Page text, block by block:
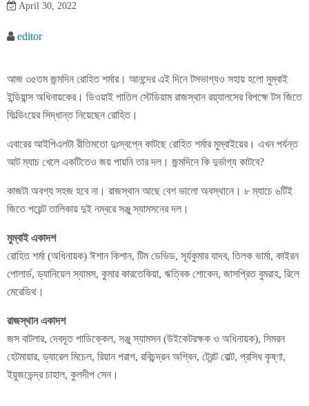
April 30, 2022
editor
আজ ৩৫তম জন্মদিন রোহিত শর্মার। আনন্দের এই দিনে টসভাগ্যও সহায় হলো মুম্বাই
ইন্ডিয়ান্স অধিনায়কের। ডিওয়াই পাতিল স্টেডিয়াম রাজস্থান রয়্যালসের বিপক্ষে টস জিতে
ফিল্ডিংয়ের সিদ্ধান্ত নিয়েছেন রোহিত।
এবারের আইপিএলটা রীতিমতো দুঃস্বপ্নে কাটছে রোহিত শর্মার মুম্বাইয়ের। এখন পর্যন্ত
আট ম্যাচ খেলে একটিতেও জয় পায়নি তার দল। জন্মদিনে কি দুর্ভাগ্য কাটবে?
কাজটা অবশ্য সহজ হবে না। রাজস্থান আছে বেশ ভালো অবস্থানে। ৮ ম্যাচে ৬টিই
জিতে পয়েন্ট তালিকায় দুই নম্বরে সঞ্জু স্যামসনের দল।
মুম্বাই একাদশ
রোহিত শর্মা (অধিনায়ক) ঈশান কিশান, টিম ডেভিড, সূর্যকুমার যাদব, তিলক ভার্মা, কাইরন
পোলার্ড, ড্যানিয়েল স্যামস, কুমার কারতেকিয়া, ঋত্বিক শোকেন, জাসপ্রিত বুমরাহ, রিলে
মেরেডিথ।
রাজস্থান একাদশ
জস বাটলার, দেবদূত পাডিক্কেল, সঞ্জু স্যামসন (উইকেটরক্ষক ও অধিনায়ক), সিমরন
হেটমায়ার, ড্যারেল মিচেল, রিয়ান পরাগ, রবিচন্দ্রন অশ্বিন, ট্রেন্ট বোল্ট, প্রসিধ কৃষ্ণা,
ইয়ুজভেন্দ্র চাহাল, কুলদীপ সেন।